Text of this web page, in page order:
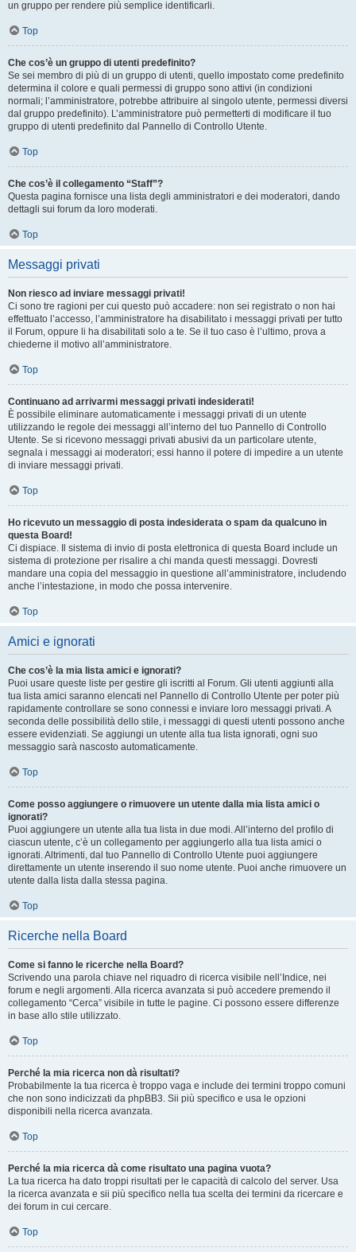
un gruppo per rendere più semplice identificarli.
Top
Che cos’è un gruppo di utenti predefinito?
Se sei membro di più di un gruppo di utenti, quello impostato come predefinito
determina il colore e quali permessi di gruppo sono attivi (in condizioni
normali; l’amministratore, potrebbe attribuire al singolo utente, permessi diversi
dal gruppo predefinito). L’amministratore può permetterti di modificare il tuo
gruppo di utenti predefinito dal Pannello di Controllo Utente.
Top
Che cos’è il collegamento “Staff”?
Questa pagina fornisce una lista degli amministratori e dei moderatori, dando
dettagli sui forum da loro moderati.
Top
Messaggi privati
Non riesco ad inviare messaggi privati!
Ci sono tre ragioni per cui questo può accadere: non sei registrato o non hai
effettuato l’accesso, l’amministratore ha disabilitato i messaggi privati per tutto
il Forum, oppure li ha disabilitati solo a te. Se il tuo caso è l’ultimo, prova a
chiederne il motivo all’amministratore.
Top
Continuano ad arrivarmi messaggi privati indesiderati!
È possibile eliminare automaticamente i messaggi privati ​​di un utente
utilizzando le regole dei messaggi all’interno del tuo Pannello di Controllo
Utente. Se si ricevono messaggi privati ​​abusivi da un particolare utente,
segnala i messaggi ai moderatori; essi hanno il potere di impedire a un utente
di inviare messaggi privati​​.
Top
Ho ricevuto un messaggio di posta indesiderata o spam da qualcuno in
questa Board!
Ci dispiace. Il sistema di invio di posta elettronica di questa Board include un
sistema di protezione per risalire a chi manda questi messaggi. Dovresti
mandare una copia del messaggio in questione all’amministratore, includendo
anche l’intestazione, in modo che possa intervenire.
Top
Amici e ignorati
Che cos’è la mia lista amici e ignorati?
Puoi usare queste liste per gestire gli iscritti al Forum. Gli utenti aggiunti alla
tua lista amici saranno elencati nel Pannello di Controllo Utente per poter più
rapidamente controllare se sono connessi e inviare loro messaggi privati. A
seconda delle possibilità dello stile, i messaggi di questi utenti possono anche
essere evidenziati. Se aggiungi un utente alla tua lista ignorati, ogni suo
messaggio sarà nascosto automaticamente.
Top
Come posso aggiungere o rimuovere un utente dalla mia lista amici o
ignorati?
Puoi aggiungere un utente alla tua lista in due modi. All’interno del profilo di
ciascun utente, c’è un collegamento per aggiungerlo alla tua lista amici o
ignorati. Altrimenti, dal tuo Pannello di Controllo Utente puoi aggiungere
direttamente un utente inserendo il suo nome utente. Puoi anche rimuovere un
utente dalla lista dalla stessa pagina.
Top
Ricerche nella Board
Come si fanno le ricerche nella Board?
Scrivendo una parola chiave nel riquadro di ricerca visibile nell’Indice, nei
forum e negli argomenti. Alla ricerca avanzata si può accedere premendo il
collegamento “Cerca” visibile in tutte le pagine. Ci possono essere differenze
in base allo stile utilizzato.
Top
Perché la mia ricerca non dà risultati?
Probabilmente la tua ricerca è troppo vaga e include dei termini troppo comuni
che non sono indicizzati da phpBB3. Sii più specifico e usa le opzioni
disponibili nella ricerca avanzata.
Top
Perché la mia ricerca dà come risultato una pagina vuota?
La tua ricerca ha dato troppi risultati per le capacità di calcolo del server. Usa
la ricerca avanzata e sii più specifico nella tua scelta dei termini da ricercare e
dei forum in cui cercare.
Top